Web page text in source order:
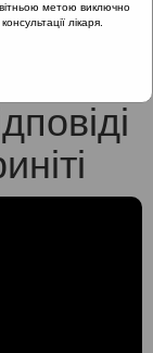
метою виключно
лікаря.